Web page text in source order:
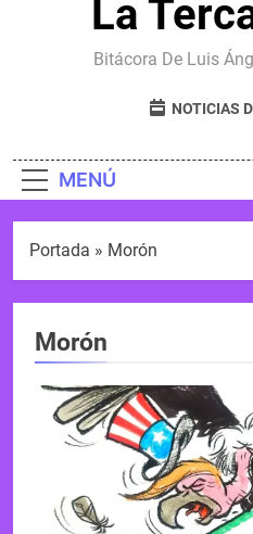
La
Bitácora De Luis
NOTICIAS
MENÚ
Portada » Morón
Morón